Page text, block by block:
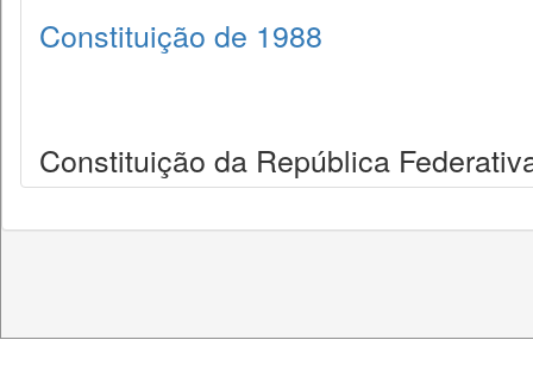
Constituição de 1988
Constituição da República